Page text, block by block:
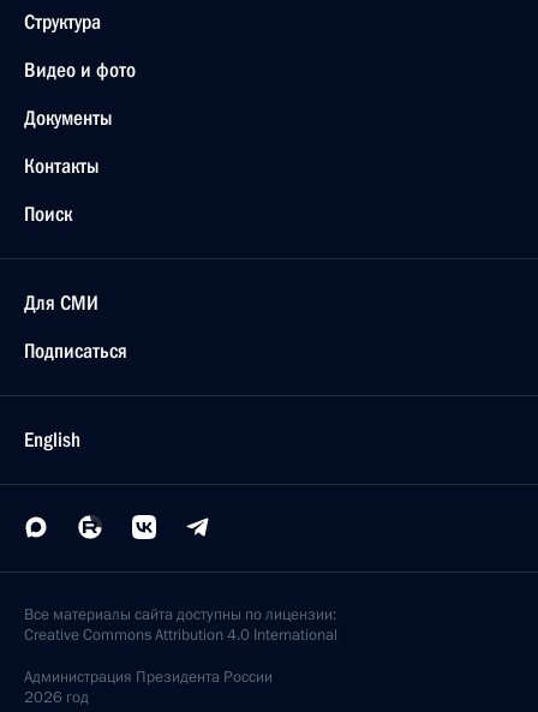
Структура
Видео и фото
Документы
Контакты
Поиск
Для СМИ
Подписаться
English
Все материалы сайта доступны по лицензии:
Creative Commons Attribution 4.0 International
Администрация Президента России
2026 год